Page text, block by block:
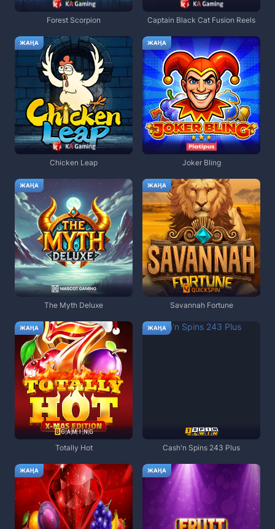
Forest Scorpion Captain Black Cat Fusion Reels
ЖАҢА
Chicken Leap
ЖАҢА
Joker Bling
ЖАҢА
The Myth Deluxe
ЖАҢА
Savannah Fortune
ЖАҢА
Totally Hot
ЖАҢА
Cash'n Spins 243 Plus
ЖАҢА ЖАҢА